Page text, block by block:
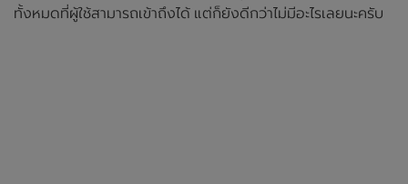
ทั้งหมดที่ผู้ใช้สามารถเข้าถึงได้ แต่ก็ยังดีกว่าไม่มีอะไรเลยนะครับ